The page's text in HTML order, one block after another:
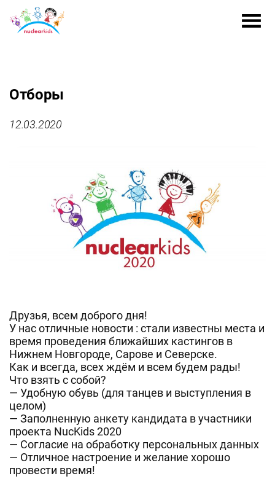
Отборы
12.03.2020
Друзья, всем доброго дня!
У нас отличные новости : стали известны места и
время проведения ближайших кастингов в
Нижнем Новгороде, Сарове и Северске.
Как и всегда, всех ждём и всем будем рады!
Что взять с собой?
— Удобную обувь (для танцев и выступления в
целом)
— Заполненную анкету кандидата в участники
проекта NucKids 2020
— Согласие на обработку персональных данных
— Отличное настроение и желание хорошо
провести время!